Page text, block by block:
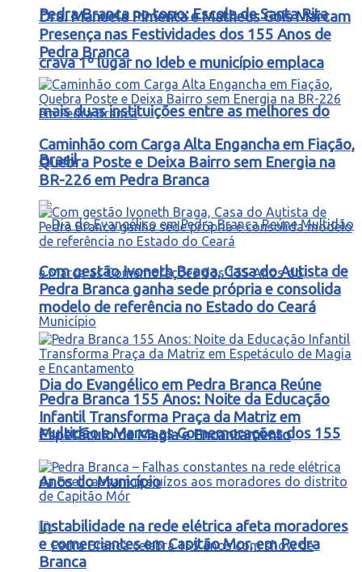
Pedra Branca no topo: Escola de Santa Rita
crava 1º lugar no Ideb e município emplaca
mais duas instituições entre as melhores do
Brasil
Dia do Evangélico em Pedra Branca Reúne
Multidão e Marca as Comemorações dos 155
Anos do Município
Dra. Manuela Pimenta e Matheus Gois Marcam
Presença nas Festividades dos 155 Anos de
Pedra Branca
Caminhão com Carga Alta Engancha em Fiação,
Quebra Poste e Deixa Bairro sem Energia na
BR-226 em Pedra Branca
Com gestão Ivoneth Braga, Casa do Autista de
Pedra Branca ganha sede própria e consolida
modelo de referência no Estado do Ceará
Pedra Branca 155 Anos: Noite da Educação
Infantil Transforma Praça da Matriz em
Espetáculo de Magia e Encantamento
Instabilidade na rede elétrica afeta moradores
e comerciantes em Capitão Mor, em Pedra
Branca